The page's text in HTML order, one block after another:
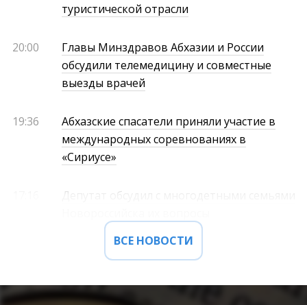
туристической отрасли
20:00
Главы Минздравов Абхазии и России
обсудили телемедицину и совместные
выезды врачей
19:36
Абхазские спасатели приняли участие в
международных соревнованиях в
«Сириусе»
Депутат обсудил с многодетными семьями
ВСЕ НОВОСТИ